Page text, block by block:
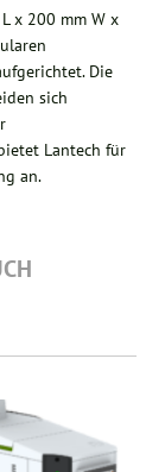
x 200 mm W x
Die
sich
Lantech für
an.